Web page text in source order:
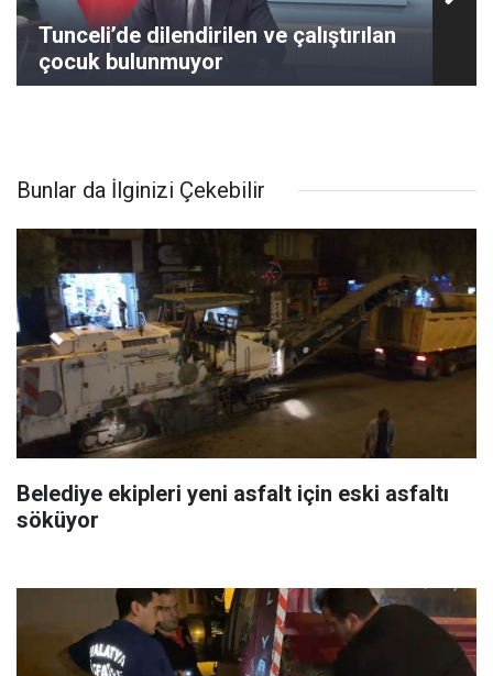
Tunceli’de dilendirilen ve çalıştırılan
çocuk bulunmuyor
Bunlar da İlginizi Çekebilir
Belediye ekipleri yeni asfalt için eski asfaltı
söküyor